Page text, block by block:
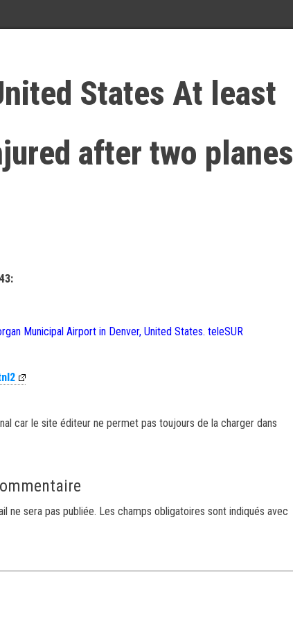
States At least
after two planes
Municipal Airport in Denver, United States. teleSUR
car le site éditeur ne permet pas toujours de la charger dans
ne sera pas publiée. Les champs obligatoires sont indiqués avec